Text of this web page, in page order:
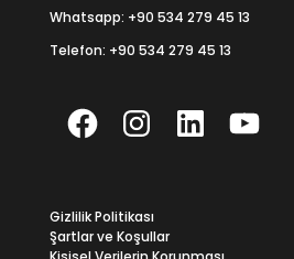
Whatsapp: +90 534 279 45 13
Telefon: +90 534 279 45 13
FacebookInstagramLinkedIn YouTube
Gizlilik Politikası
Şartlar ve Koşullar